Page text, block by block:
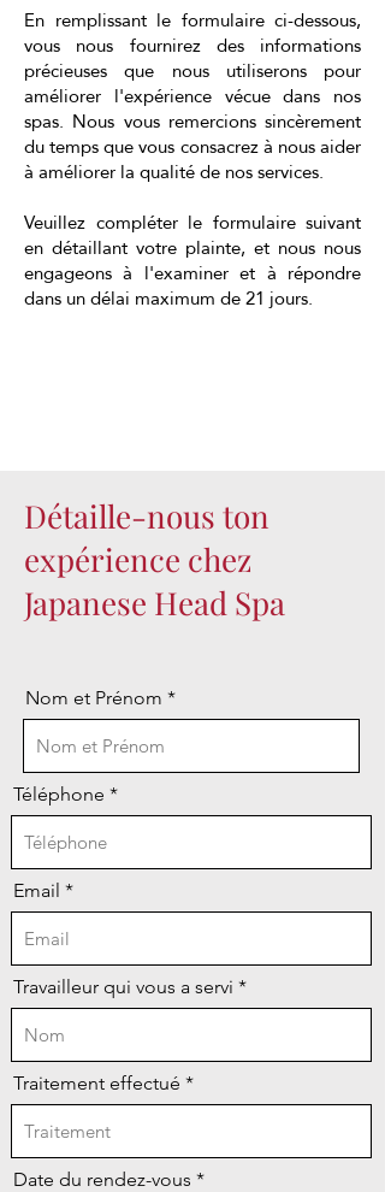
En remplissant le formulaire ci-dessous,
vous nous fournirez des informations
précieuses que nous utiliserons pour
améliorer l'expérience vécue dans nos
spas. Nous vous remercions sincèrement
du temps que vous consacrez à nous aider
à améliorer la qualité de nos services.
Veuillez compléter le formulaire suivant
en détaillant votre plainte, et nous nous
engageons à l'examiner et à répondre
dans un délai maximum de 21 jours.
Détaille-nous ton
expérience chez
Japanese Head Spa
Nom et Prénom
Téléphone
Email
Travailleur qui vous a servi
Traitement effectué
Date du rendez-vous *r